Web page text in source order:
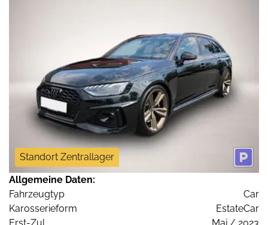
Standort Zentrallager
Allgemeine Daten:
Fahrzeugtyp
Car
Karosserieform
EstateCar